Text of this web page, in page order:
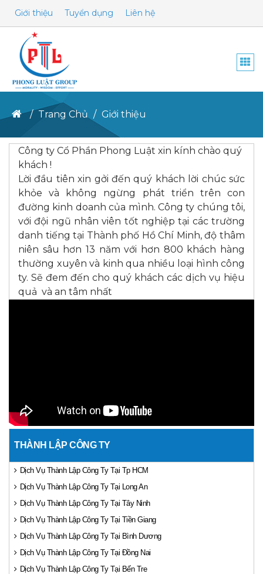
Giới thiệu Tuyển dụng Liên hệ
Trang Chủ Giới thiệu
Công ty Cổ Phần Phong Luật xin kính chào quý
khách !
Lời đầu tiên xin gởi đến quý khách lời chúc sức
khỏe và không ngừng phát triển trên con
đường kinh doanh của mình. Công ty chúng tôi,
với đội ngũ nhân viên tốt nghiệp tại các trường
danh tiếng tại Thành phố Hồ Chí Minh, độ thâm
niên sâu hơn 13 năm với hơn 800 khách hàng
thường xuyên và kinh qua nhiều loại hình công
ty. Sẽ đem đến cho quý khách các dịch vụ hiệu
quả và an tâm nhất
THÀNH LẬP CÔNG TY
Dịch Vụ Thành Lập Công Ty Tại Tp HCM
Dịch Vụ Thành Lập Công Ty Tại Long An
Dịch Vụ Thành Lập Công Ty Tại Tây Ninh
Dịch Vụ Thành Lập Công Ty Tại Tiền Giang
Dịch Vụ Thành Lập Công Ty Tại Bình Dương
Dịch Vụ Thành Lập Công Ty Tại Đồng Nai
Dịch Vụ Thành Lập Công Ty Tại Bến Tre